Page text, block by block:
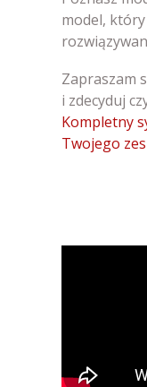
model,
Zapraszam
i zdecyduj
Kompletny
Twojego